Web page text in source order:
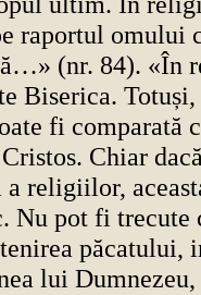
raportul omului
(nr. 84). «În
Biserica.
fi comparată
Chiar
religiilor,
Nu pot fi trecute
păcatului,
lui